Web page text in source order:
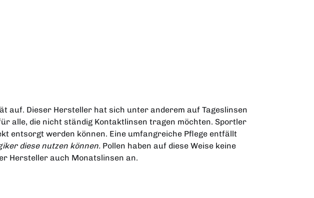
auf. Dieser Hersteller hat sich unter anderem auf Tageslinsen
alle, die nicht ständig Kontaktlinsen tragen möchten. Sportler
entsorgt werden können. Eine umfangreiche Pflege entfällt
diese nutzen können. Pollen haben auf diese Weise keine
Hersteller auch Monatslinsen an.